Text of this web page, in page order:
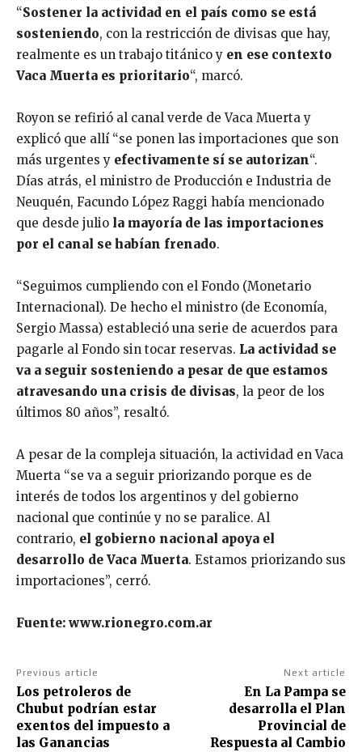
“Sostener la actividad en el país como se está
sosteniendo, con la restricción de divisas que hay,
realmente es un trabajo titánico y en ese contexto
Vaca Muerta es prioritario“, marcó.
Royon se refirió al canal verde de Vaca Muerta y
explicó que allí “se ponen las importaciones que son
más urgentes y efectivamente sí se autorizan“.
Días atrás, el ministro de Producción e Industria de
Neuquén, Facundo López Raggi había mencionado
que desde julio la mayoría de las importaciones
por el canal se habían frenado.
“Seguimos cumpliendo con el Fondo (Monetario
Internacional). De hecho el ministro (de Economía,
Sergio Massa) estableció una serie de acuerdos para
pagarle al Fondo sin tocar reservas. La actividad se
va a seguir sosteniendo a pesar de que estamos
atravesando una crisis de divisas, la peor de los
últimos 80 años”, resaltó.
A pesar de la compleja situación, la actividad en Vaca
Muerta “se va a seguir priorizando porque es de
interés de todos los argentinos y del gobierno
nacional que continúe y no se paralice. Al
contrario, el gobierno nacional apoya el
desarrollo de Vaca Muerta. Estamos priorizando sus
importaciones”, cerró.
Fuente: www.rionegro.com.ar
Previous article
Los petroleros de
Chubut podrían estar
exentos del impuesto a
las Ganancias
Next article
En La Pampa se
desarrolla el Plan
Provincial de
Respuesta al Cambio